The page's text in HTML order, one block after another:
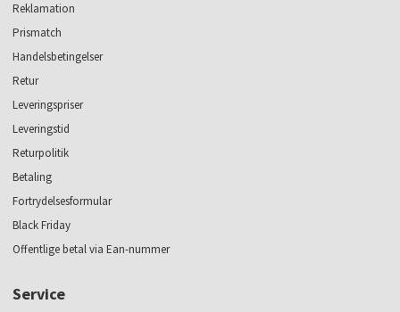
Reklamation
Prismatch
Handelsbetingelser
Retur
Leveringspriser
Leveringstid
Returpolitik
Betaling
Fortrydelsesformular
Black Friday
Offentlige betal via Ean-nummer
Service